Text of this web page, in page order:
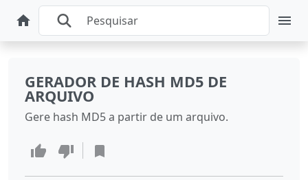
GERADOR DE HASH MD5 DE
ARQUIVO
Gere hash MD5 a partir de um arquivo.